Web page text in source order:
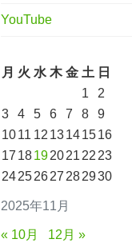
YouTube
2025年11月
月 火 水 木 金 土 日
1
2
3
4 5 6 7 8
9
1011 12 13141516
17 18192021 22 23
24252627 282930
« 10月 12月 »